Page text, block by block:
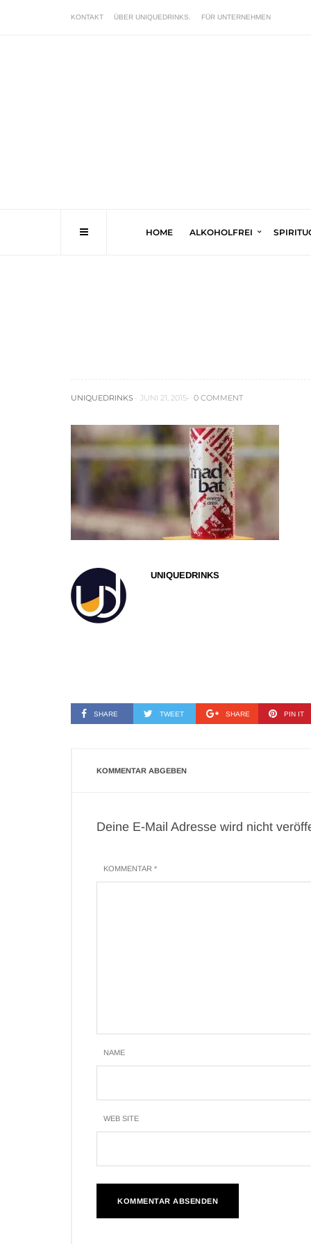
KONTAKT ÜBER UNIQUEDRINKS. FÜR UNTERNEHMEN
HOME ALKOHOLFREI
UNIQUEDRINKS JUNI 21, 2015 0 COMMENT
UNIQUEDRINKS
SHARE TWEET SHARE PIN IT
KOMMENTAR ABGEBEN
Deine E-Mail Adresse wird nicht
KOMMENTAR *
NAME
WEB SITE